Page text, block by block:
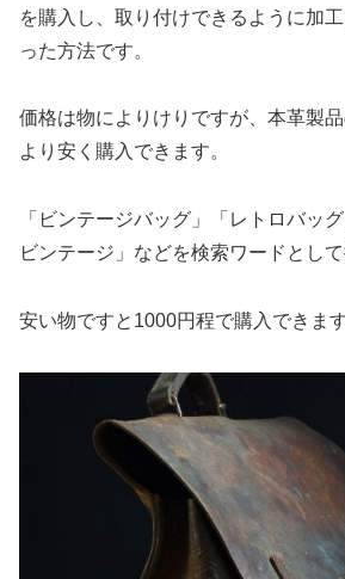
を購入し、取り付けできるように加
った方法です。
価格は物によりけりですが、本革製
より安く購入できます。
「ビンテージバッグ」「レトロバッ
ビンテージ」などを検索ワードとし
安い物ですと1000円程で購入できます